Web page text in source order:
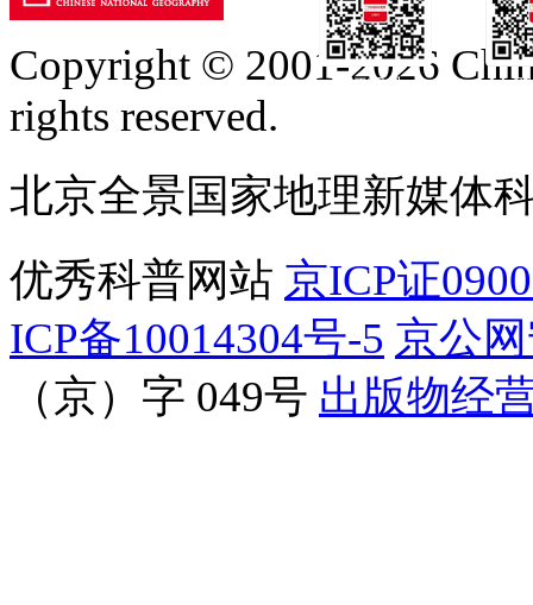
订阅号
Copyright © 2001-2026
rights reserved.
北京全景国家地理新媒体
优秀科普网站 京ICP证
ICP备10014304号-5 京公
（京）字 049号 出版物经